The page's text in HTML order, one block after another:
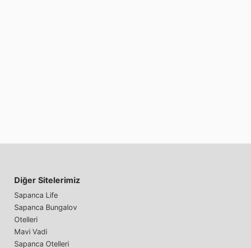
Diğer Sitelerimiz
Sapanca Life
Sapanca Bungalov
Otelleri
Mavi Vadi
Sapanca Otelleri